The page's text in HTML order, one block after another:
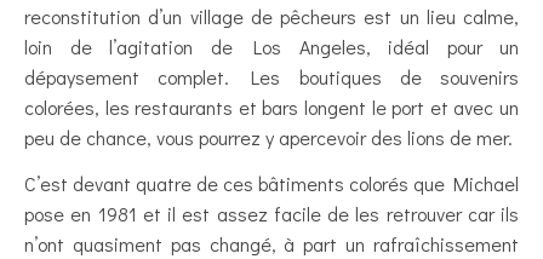
reconstitution d’un village de pêcheurs est un lieu calme,
loin de l’agitation de Los Angeles, idéal pour un
dépaysement complet. Les boutiques de souvenirs
colorées, les restaurants et bars longent le port et avec un
peu de chance, vous pourrez y apercevoir des lions de mer.
C’est devant quatre de ces bâtiments colorés que Michael
pose en 1981 et il est assez facile de les retrouver car ils
n’ont quasiment pas changé, à part un rafraîchissement